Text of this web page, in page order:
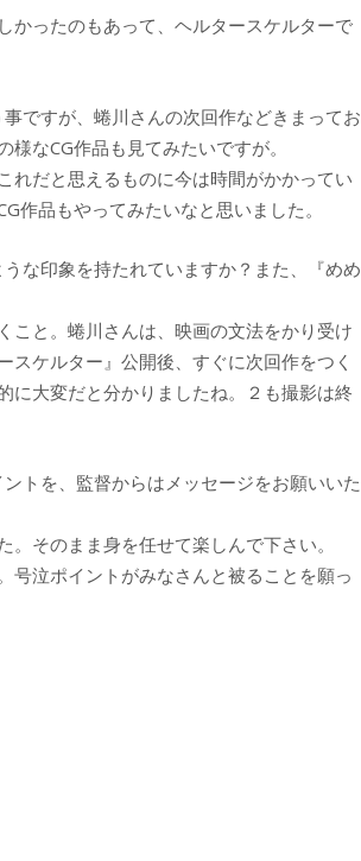
かったのもあって、ヘルタースケルターで
ですが、蜷川さんの次回作などきまってお
なCG作品も見てみたいですが。
れだと思えるものに今は時間がかかってい
作品もやってみたいなと思いました。
な印象を持たれていますか？また、『めめ
こと。蜷川さんは、映画の文法をかり受け
ケルター』公開後、すぐに次回作をつく
に大変だと分かりましたね。２も撮影は終
トを、監督からはメッセージをお願いいた
そのまま身を任せて楽しんで下さい。
号泣ポイントがみなさんと被ることを願っ